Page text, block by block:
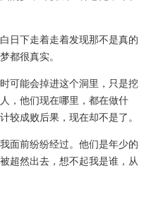
下走着走着发现那不是真的
都很真实。
可能会掉进这个洞里，只是挖
，他们现在哪里，都在做什
较成败后果，现在却不是了。
前纷纷经过。他们是年少的
超然出去，想不起我是谁，从